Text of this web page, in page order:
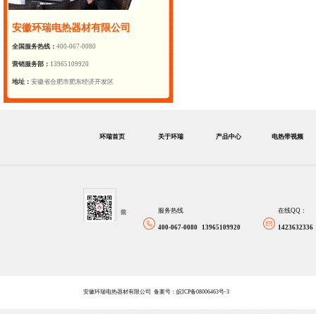
安徽环瑞电热器材有限公司
全国服务热线： 400-067-0080
营销服务部： 13965109920
地址： 安徽省合肥市肥东经济开发区
环瑞首页 关于环瑞 产品中心 电热带视频
服务热线
400-067-0080 13965109920
在线QQ：
1423632336
安徽环瑞电热器材有限公司 备案号：皖ICP备08006463号-3